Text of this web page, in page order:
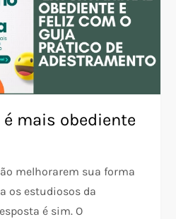
mais obediente
melhorarem sua forma
os estudiosos da
é sim. O